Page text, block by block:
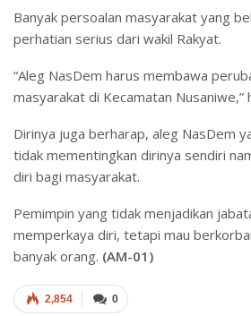
Banyak persoalan masyarakat yang
perhatian serius dari wakil Rakyat.
“Aleg NasDem harus membawa
masyarakat di Kecamatan Nusaniwe,”
Dirinya juga berharap, aleg NasDem
tidak mementingkan dirinya sendiri
diri bagi masyarakat.
Pemimpin yang tidak menjadikan
memperkaya diri, tetapi mau
banyak orang. (AM-01)
0
2,854